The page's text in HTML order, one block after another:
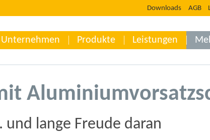
Downloads AGB
Unternehmen Produkte Leistungen
und lange Freude daran